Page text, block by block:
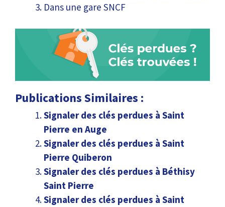
Dans une gare SNCF
Publications Similaires :
Signaler des clés perdues à Saint
Pierre en Auge
Signaler des clés perdues à Saint
Pierre Quiberon
Signaler des clés perdues à Béthisy
Saint Pierre
Signaler des clés perdues à Saint